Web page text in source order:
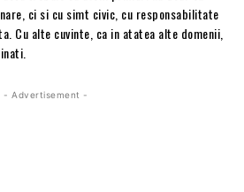
ci si cu simt civic, cu responsabilitate
Cu alte cuvinte, ca in atatea alte domenii,
- Advertisement -